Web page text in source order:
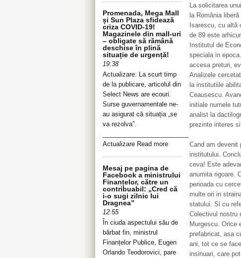
La solicitarea
la România
Isarescu, cu altă
de 89 este
Institutul de
speciala in
accesa preturi,
Analizele
la institutiile
Ceausescu.
initiale numele
analist la
prezinte interes
Cand am
institutului.
ceva! Este
anumita rigoare.
perioada cu
multe ori in
statului. Si cu
Colectivul nostru
Murgescu. Orice
prefabricat, asa
ani, tot ce se
insinuari, care
Promenada, Mega Mall
și Sun Plaza sfidează
criza COVID-19!
Magazinele din mall-uri
– obligate să rămână
deschise în plină
situație de urgență!
19:38
Actualizare: La scurt timp
de la publicare, articolul din
Select News are ecouri.
Surse guvernamentale ne-
au asigurat că situația „se
va rezolva”.
Actualizare Read more
Mesaj pe pagina de
Facebook a ministrului
Finanțelor, către un
contribuabil: „Cred că
i-o sugi zilnic lui
Dragnea”
12:55
În ciuda aspectului său de
bărbat fin, ministrul
Finanțelor Publice, Eugen
Orlando Teodorovici, pare